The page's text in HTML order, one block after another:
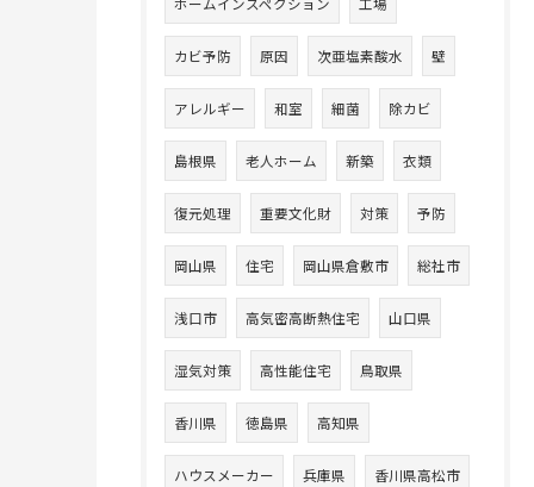
ホームインスペクション 工場
カビ予防 原因 次亜塩素酸水 壁
アレルギー 和室 細菌 除カビ
島根県 老人ホーム 新築 衣類
復元処理 重要文化財 対策 予防
岡山県 住宅 岡山県倉敷市 総社市
浅口市 高気密高断熱住宅 山口県
湿気対策 高性能住宅 鳥取県
香川県 徳島県 高知県
ハウスメーカー 兵庫県 香川県高松市